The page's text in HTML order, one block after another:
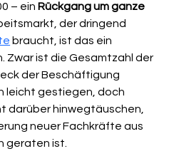
– ein Rückgang um ganze
der dringend
braucht, ist das ein
Zwar ist die Gesamtzahl der
der Beschäftigung
leicht gestiegen, doch
darüber hinwegtäuschen,
neuer Fachkräfte aus
geraten ist.